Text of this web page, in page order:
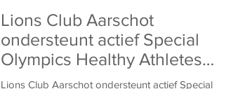
Lions Club Aarschot
ondersteunt actief Special
Olympics Healthy Athletes
Programma
Lions Club Aarschot ondersteunt actief Special